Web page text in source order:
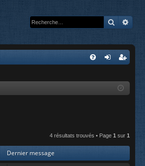
nr
r
4 résultats trouvés • Page 1 sur 1
Dernier message